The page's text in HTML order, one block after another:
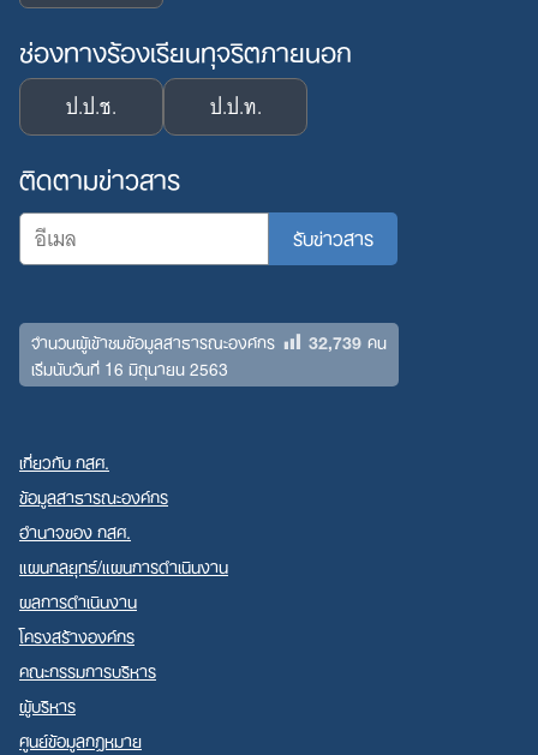
ช่องทางร้องเรียนทุจริตภายนอก
ป.ป.ช. ป.ป.ท.
ติดตามข่าวสาร
จำนวนผู้เข้าชมข้อมูลสาธารณะองค์กร 32,739คน
เริ่มนับวันที่ 16 มิถุนายน 2563
เกี่ยวกับ กสศ.
ข้อมูลสาธารณะองค์กร
อำนาจของ กสศ.
แผนกลยุทธ์/แผนการดำเนินงาน
ผลการดำเนินงาน
โครงสร้างองค์กร
คณะกรรมการบริหาร
ผู้บริหาร
ศูนย์ข้อมูลกฎหมาย